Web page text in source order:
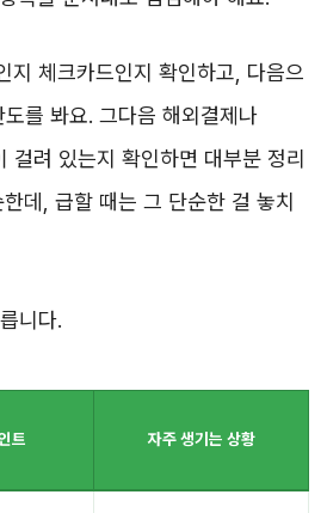
지 체크카드인지 확인하고, 다음으
를 봐요. 그다음 해외결제나
려 있는지 확인하면 대부분 정리
데, 급할 때는 그 단순한 걸 놓치
니다.
트 자주 생기는 상황